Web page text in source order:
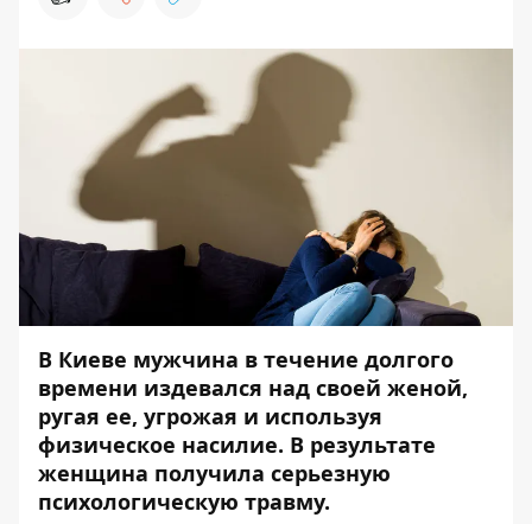
В Киеве мужчина в течение долгого
времени издевался над своей женой,
ругая ее, угрожая и используя
физическое насилие. В результате
женщина получила серьезную
психологическую травму.